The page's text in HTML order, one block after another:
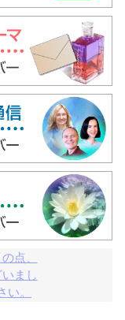
点、
まし
。